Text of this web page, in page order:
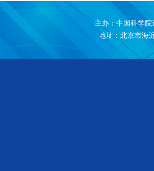
主办：中国科学
地址：北京市海